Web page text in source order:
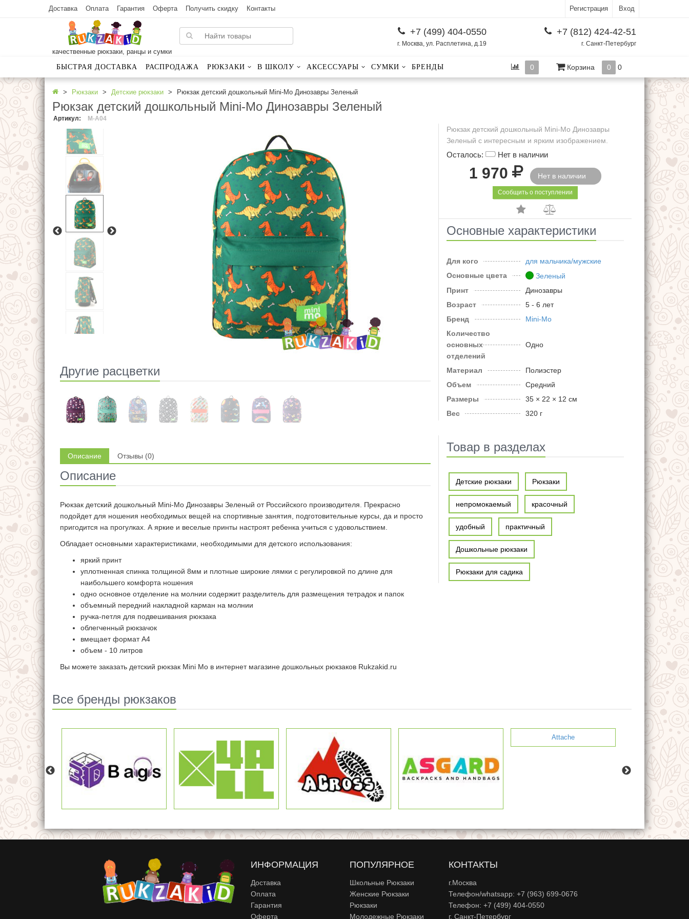
Доставка Оплата Гарантия Оферта Получить скидку Контакты Регистрация Вход
качественные рюкзаки, ранцы и сумки
+7 (499) 404-0550
г. Москва, ул. Расплетина, д.19
+7 (812) 424-42-51
г. Санкт-Петербург
БЫСТРАЯ ДОСТАВКА РАСПРОДАЖА РЮКЗАКИ В ШКОЛУ АКСЕССУАРЫ СУМКИ БРЕНДЫ 0 Корзина 0 0
Рюкзаки Детские рюкзаки Рюкзак детский дошкольный Mini-Mo Динозавры Зеленый
Рюкзак детский дошкольный Mini-Mo Динозавры Зеленый
Артикул: M-A04
Другие расцветки
Рюкзак детский дошкольный Mini-Mo Динозавры
Зеленый с интересным и ярким изображением.
Осталось: Нет в наличии
1 970Р Нет в наличии
Сообщить о поступлении
Основные характеристики
Для кого
для мальчика/мужские
Основные цвета
Зеленый
Принт
Динозавры
Возраст
5 - 6 лет
Бренд
Mini-Mo
Количество
основных
отделений
Одно
Материал
Полиэстер
Объем
Средний
Размеры
35 × 22 × 12 см
Вес
320 г
Описание Отзывы (0)
Описание
Рюкзак детский дошкольный Mini-Mo Динозавры Зеленый от Российского производителя. Прекрасно
подойдет для ношения необходимых вещей на спортивные занятия, подготовительные курсы, да и просто
пригодится на прогулках. А яркие и веселые принты настроят ребенка учиться с удовольствием.
Обладает основными характеристиками, необходимыми для детского использования:
яркий принт
уплотненная спинка толщиной 8мм и плотные широкие лямки с регулировкой по длине для
наибольшего комфорта ношения
одно основное отделение на молнии содержит разделитель для размещения тетрадок и папок
объемный передний накладной карман на молнии
ручка-петля для подвешивания рюкзака
облегченный рюкзачок
вмещает формат А4
объем - 10 литров
Вы можете заказать детский рюкзак Mini Mo в интернет магазине дошкольных рюкзаков Rukzakid.ru
Товар в разделах
Детские рюкзаки Рюкзаки
непромокаемый красочный
удобный практичный
Дошкольные рюкзаки
Рюкзаки для садика
Все бренды рюкзаков
Attache
ИНФОРМАЦИЯ
Доставка
Оплата
Гарантия
Оферта
ПОПУЛЯРНОЕ
Школьные Рюкзаки
Женские Рюкзаки
Рюкзаки
Молодежные Рюкзаки
КОНТАКТЫ
г.Москва
Телефон/whatsapp: +7 (963) 699-0676
Телефон: +7 (499) 404-0550
г. Санкт-Петербург